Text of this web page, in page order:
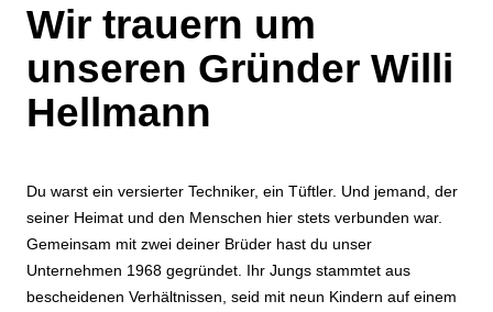
Wir trauern um
unseren Gründer Willi
Hellmann
Du warst ein versierter Techniker, ein Tüftler. Und jemand, der
seiner Heimat und den Menschen hier stets verbunden war.
Gemeinsam mit zwei deiner Brüder hast du unser
Unternehmen 1968 gegründet. Ihr Jungs stammtet aus
bescheidenen Verhältnissen, seid mit neun Kindern auf einem